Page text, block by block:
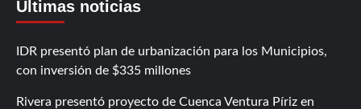
Últimas noticias
IDR presentó plan de urbanización para los Municipios,
con inversión de $335 millones
Rivera presentó proyecto de Cuenca Ventura Píriz en